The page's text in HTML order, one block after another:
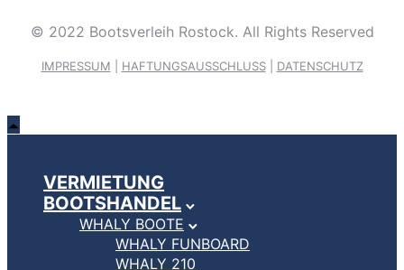
© 2022 Bootsverleih Rostock. All Rights Reserved
IMPRESSUM HAFTUNGSAUSSCHLUSS| DATENSCHUTZ
VERMIETUNG
BOOTSHANDEL
WHALY BOOTE
WHALY FUNBOARD
WHALY 210